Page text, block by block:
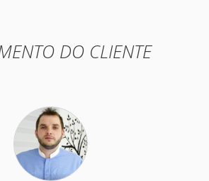
DO CLIENTE